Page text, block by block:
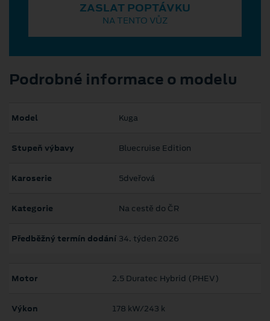
ZASLAT POPTÁVKU
NA TENTO VŮZ
Podrobné informace o modelu
Model Kuga
Stupeň výbavy Bluecruise Edition
Karoserie 5dveřová
Kategorie Na cestě do ČR
Předběžný termín dodání 34. týden 2026
Motor 2.5 Duratec Hybrid (PHEV)
Výkon 178 kW/243 k